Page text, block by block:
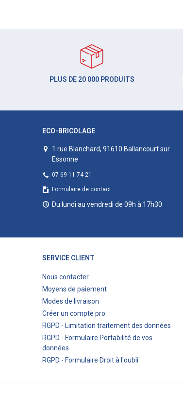
PLUS DE 20 000 PRODUITS
ECO-BRICOLAGE
1 rue Blanchard, 91610 Ballancourt sur
Essonne
07 69 11 74 21
Formulaire de contact
Du lundi au vendredi de 09h à 17h30
SERVICE CLIENT
Nous contacter
Moyens de paiement
Modes de livraison
Créer un compte pro
RGPD - Limitation traitement des données
RGPD - Formulaire Portabilité de vos
données
RGPD - Formulaire Droit à l'oubli